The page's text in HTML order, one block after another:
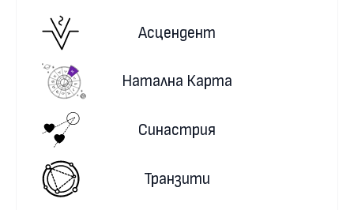
Асцендент
Натална Карта
Синастрия
Транзити